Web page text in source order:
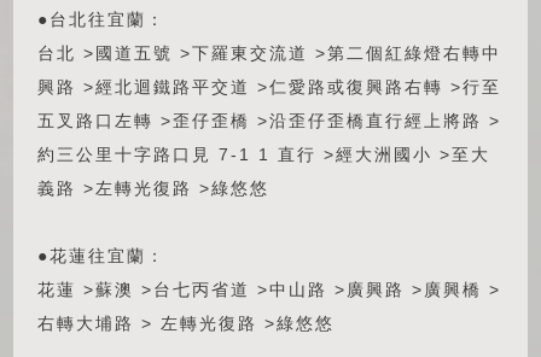
●台北往宜蘭：
台北 >國道五號 >下羅東交流道 >第二個紅綠燈右轉中
興路 >經北迴鐵路平交道 >仁愛路或復興路右轉 >行至
五叉路口左轉 >歪仔歪橋 >沿歪仔歪橋直行經上將路 >
約三公里十字路口見 7-1 1 直行 >經大洲國小 >至大
義路 >左轉光復路 >綠悠悠
●花蓮往宜蘭：
花蓮 >蘇澳 >台七丙省道 >中山路 >廣興路 >廣興橋 >
右轉大埔路 > 左轉光復路 >綠悠悠